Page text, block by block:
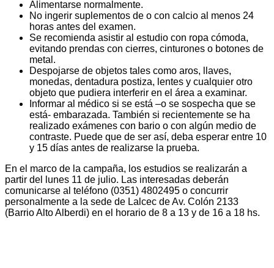
Alimentarse normalmente.
No ingerir suplementos de o con calcio al menos 24
horas antes del examen.
Se recomienda asistir al estudio con ropa cómoda,
evitando prendas con cierres, cinturones o botones de
metal.
Despojarse de objetos tales como aros, llaves,
monedas, dentadura postiza, lentes y cualquier otro
objeto que pudiera interferir en el área a examinar.
Informar al médico si se está –o se sospecha que se
está- embarazada. También si recientemente se ha
realizado exámenes con bario o con algún medio de
contraste. Puede que de ser así, deba esperar entre 10
y 15 días antes de realizarse la prueba.
En el marco de la campaña, los estudios se realizarán a
partir del lunes 11 de julio. Las interesadas deberán
comunicarse al teléfono (0351) 4802495 o concurrir
personalmente a la sede de Lalcec de Av. Colón 2133
(Barrio Alto Alberdi) en el horario de 8 a 13 y de 16 a 18 hs.